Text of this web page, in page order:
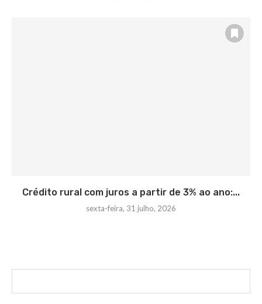
Crédito rural com juros a partir de 3% ao ano:...
sexta-feira, 31 julho, 2026